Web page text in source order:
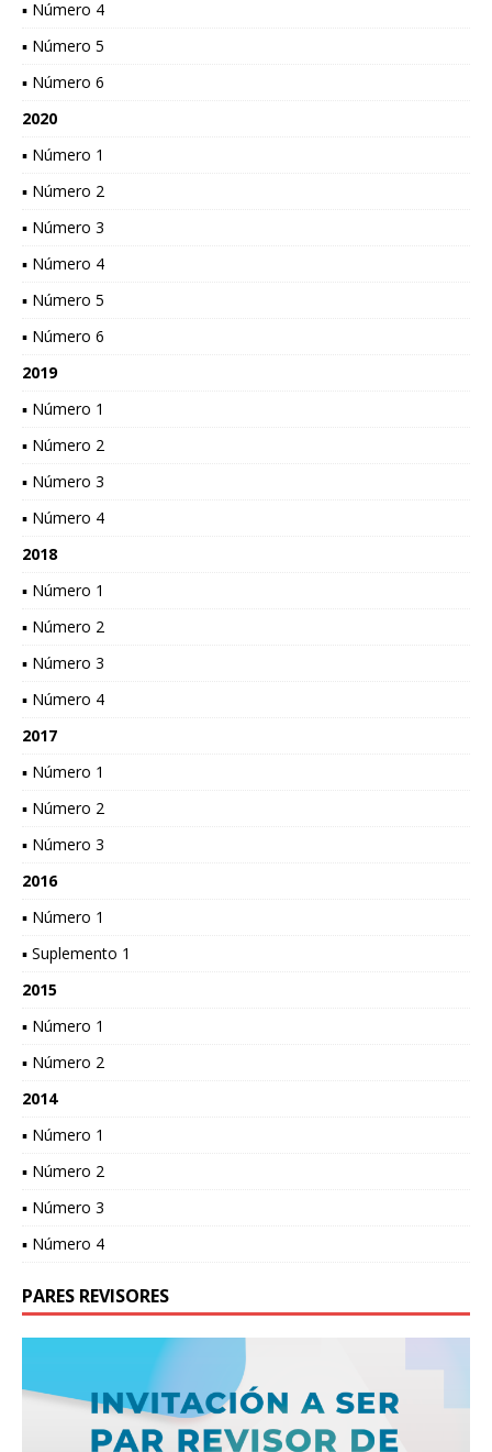
▪ Número 4
▪ Número 5
▪ Número 6
2020
▪ Número 1
▪ Número 2
▪ Número 3
▪ Número 4
▪ Número 5
▪ Número 6
2019
▪ Número 1
▪ Número 2
▪ Número 3
▪ Número 4
2018
▪ Número 1
▪ Número 2
▪ Número 3
▪ Número 4
2017
▪ Número 1
▪ Número 2
▪ Número 3
2016
▪ Número 1
▪ Suplemento 1
2015
▪ Número 1
▪ Número 2
2014
▪ Número 1
▪ Número 2
▪ Número 3
▪ Número 4
PARES REVISORES